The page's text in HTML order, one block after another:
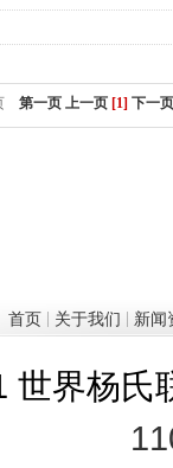
第一页 上一页 [1] 下一页
首页| 关于我们 新闻
世界杨